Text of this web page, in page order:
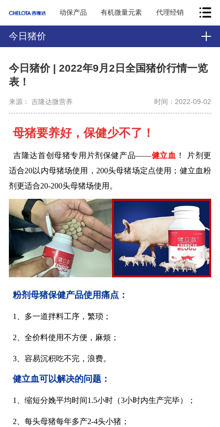
动保产品 有机微量元素 代理经销
今日猪价
今日猪价 | 2022年9月2日全国猪价行情一览
表！
来源： 吉隆达微营养 时间：2022-09-02
母猪要养好，保健少不了！
吉隆达首创母猪专用片剂保健产品——健立血 ！
片剂更
适合20以内母猪场使用，200头母猪场定点使用； 健立血粉
剂更适合20-200头母猪场使用。
粉剂母猪保健产品使用痛点：
1、多一道拌料工序，繁琐；
2、全价料使用不方便，麻烦；
3、容易沉积吃不完，浪费。
健立血可以解决的问题：
1、缩短分娩平均时间1.5小时（3小时内生产完毕）；
2、每头母猪每年多产2-4头小猪；